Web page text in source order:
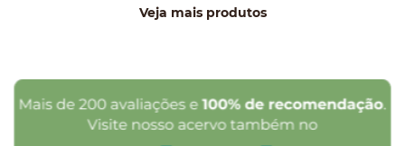
Veja mais produtos